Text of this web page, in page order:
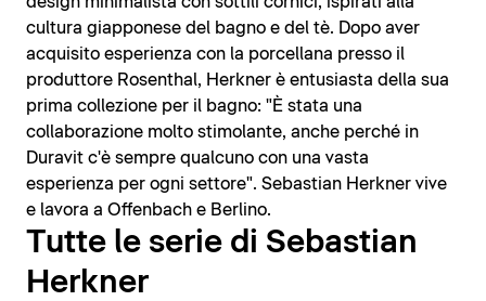
cultura giapponese del bagno e del tè. Dopo aver
acquisito esperienza con la porcellana presso il
produttore Rosenthal, Herkner è entusiasta della sua
prima collezione per il bagno: "È stata una
collaborazione molto stimolante, anche perché in
Duravit c'è sempre qualcuno con una vasta
esperienza per ogni settore". Sebastian Herkner vive
e lavora a Offenbach e Berlino.
Tutte le serie di Sebastian
Herkner